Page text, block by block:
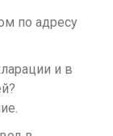
по адресу
и в